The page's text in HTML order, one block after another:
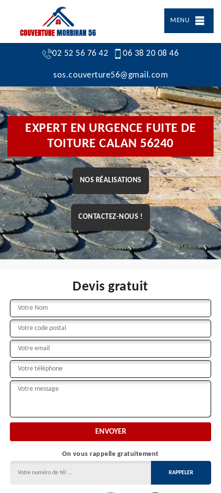
MENU
02 52 56 76 42 06 38 20 08 46
sos.couverture56@gmail.com
EXPERT EN URGENCE FUITE DE
TOITURE CALAN 56240
NOS RÉALISATIONS
CONTACTEZ-NOUS !
Devis gratuit
On vous rappelle gratuitement